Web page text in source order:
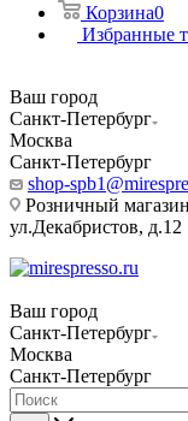
Корзина0
Избранные
Ваш город
Санкт-Петербург
Москва
Санкт-Петербург
shop-
Розничный
ул.Декабристов, д.12
Ваш город
Санкт-Петербург
Москва
Санкт-Петербург